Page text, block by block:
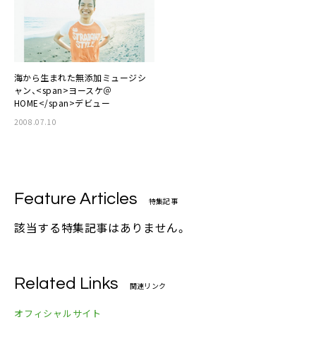
海から生まれた無添加ミュージシ
ャン、<span>ヨースケ＠
HOME</span>デビュー
2008.07.10
Feature Articles 特集記事
該当する特集記事はありません。
Related Links 関連リンク
オフィシャルサイト